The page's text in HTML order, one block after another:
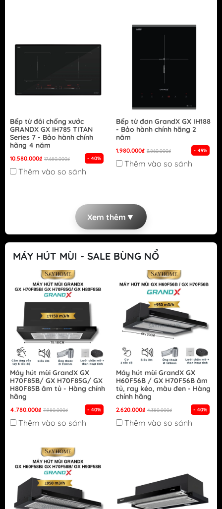
Bếp từ đôi chống xước
GRANDX GX IH785 TITAN
Series 7 - Bảo hành chính
hãng 4 năm
10.580.000₫ 17.680.000₫ - 40%
Thêm vào so sánh
Bếp từ đơn GrandX GX IH188
- Bảo hành chính hãng 2
năm
1.980.000₫ 3.860.000₫ - 49%
Thêm vào so sánh
Xem thêm ▼
MÁY HÚT MÙI - SALE BÙNG NỔ
Máy hút mùi GrandX GX
H70F85B/ GX H70F85G/ GX
H80F85B âm tủ - Hàng chính
hãng
4.780.000₫ 7.980.000₫ - 40%
Thêm vào so sánh
Máy hút mùi GrandX GX
H60F56B / GX H70F56B âm
tủ, ray kéo, màu đen - Hàng
chính hãng
2.620.000₫ 4.380.000₫ - 40%
Thêm vào so sánh